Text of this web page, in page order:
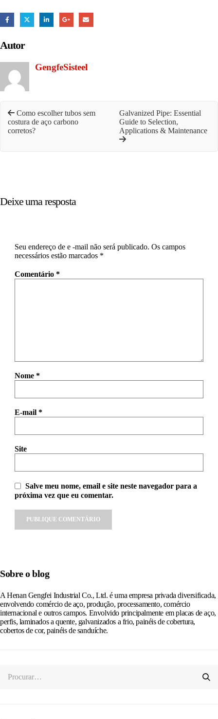
Autor
GengfeSisteel
Como escolher tubos sem
costura de aço carbono
corretos?
Galvanized Pipe: Essential
Guide to Selection,
Applications & Maintenance
Deixe uma resposta
Seu endereço de e -mail não será publicado. Os campos
necessários estão marcados *
Comentário *
Nome *
E-mail *
Site
Salve meu nome, email e site neste navegador para a
próxima vez que eu comentar.
Sobre o blog
A Henan Gengfei Industrial Co., Ltd. é uma empresa privada diversificada,
envolvendo comércio de aço, produção, processamento, comércio
internacional e outros campos. Envolvido principalmente em placas de aço,
perfis, laminados a quente, galvanizados a frio, painéis de cobertura,
cobertos de cor, painéis de sanduíche.